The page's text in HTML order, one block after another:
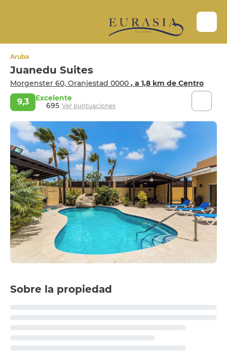
Aruba
Juanedu Suites
Morgenster 60, Oranjestad 0000 , a 1,8 km de Centro
9,3
Excelente
695 Ver puntuaciones
Sobre la propiedad